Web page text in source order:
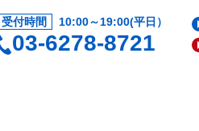
受付時間 10:00～19:00(平日）
03-6278-8721